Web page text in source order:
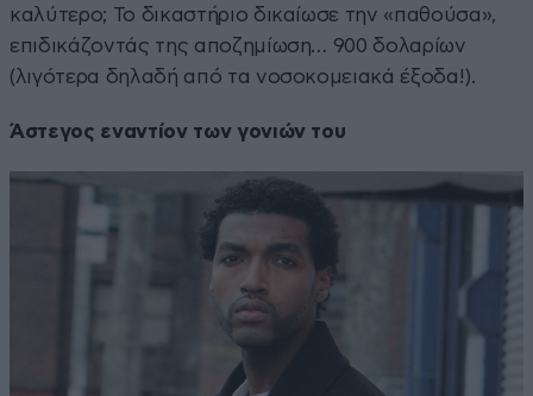
καλύτερο; Το δικαστήριο δικαίωσε την «παθούσα»,
επιδικάζοντάς της αποζημίωση… 900 δολαρίων
(λιγότερα δηλαδή από τα νοσοκομειακά έξοδα!).
Άστεγος εναντίον των γονιών του